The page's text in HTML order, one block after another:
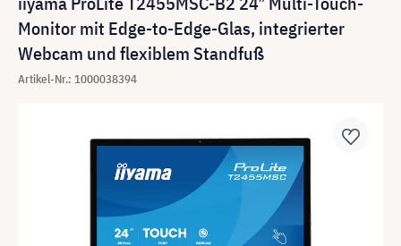
Monitor mit Edge-to-Edge-Glas, integrierter
Webcam und flexiblem Standfuß
Artikel-Nr.: 1000038394